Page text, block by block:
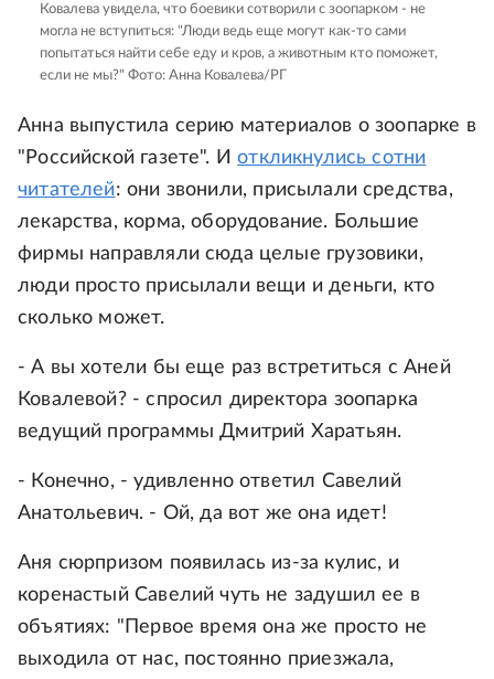
Ковалева увидела, что боевики сотворили с зоопарком - не
могла не вступиться: "Люди ведь еще могут как-то сами
попытаться найти себе еду и кров, а животным кто поможет,
если не мы?" Фото: Анна Ковалева/РГ
Анна выпустила серию материалов о зоопарке в
"Российской газете". Иоткликнулись сотни
читателей: они звонили, присылали средства,
лекарства, корма, оборудование. Большие
фирмы направляли сюда целые грузовики,
люди просто присылали вещи и деньги, кто
сколько может.
- А вы хотели бы еще раз встретиться с Аней
Ковалевой? - спросил директора зоопарка
ведущий программы Дмитрий Харатьян.
- Конечно, - удивленно ответил Савелий
Анатольевич. - Ой, да вот же она идет!
Аня сюрпризом появилась из-за кулис, и
коренастый Савелий чуть не задушил ее в
объятиях: "Первое время она же просто не
выходила от нас, постоянно приезжала,